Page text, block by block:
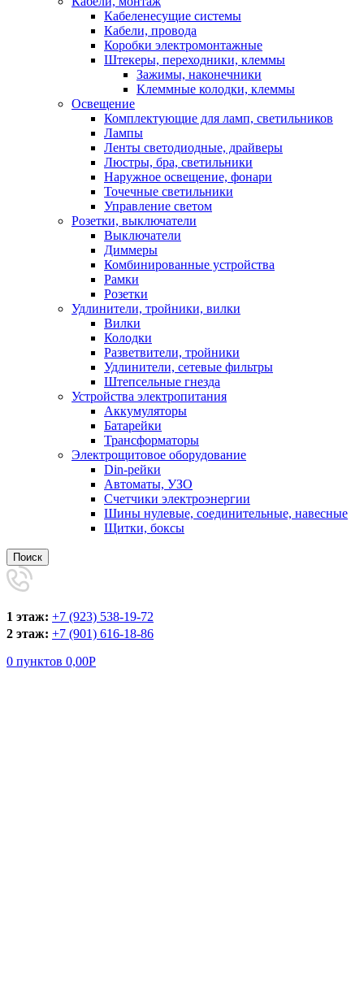
Кабеленесущие системы
Кабели, провода
Коробки электромонтажные
Штекеры, переходники, клеммы
Зажимы, наконечники
Клеммные колодки, клеммы
Освещение
Комплектующие для ламп, светильников
Лампы
Ленты светодиодные, драйверы
Люстры, бра, светильники
Наружное освещение, фонари
Точечные светильники
Управление светом
Розетки, выключатели
Выключатели
Диммеры
Комбинированные устройства
Рамки
Розетки
Удлинители, тройники, вилки
Вилки
Колодки
Разветвители, тройники
Удлинители, сетевые фильтры
Штепсельные гнезда
Устройства электропитания
Аккумуляторы
Батарейки
Трансформаторы
Электрощитовое оборудование
Din-рейки
Автоматы, УЗО
Счетчики электроэнергии
Шины нулевые, соединительные, навесные
Щитки, боксы
Поиск
1 этаж: +7 (923) 538-19-72
2 этаж: +7 (901) 616-18-86
0 пунктов 0,00Р